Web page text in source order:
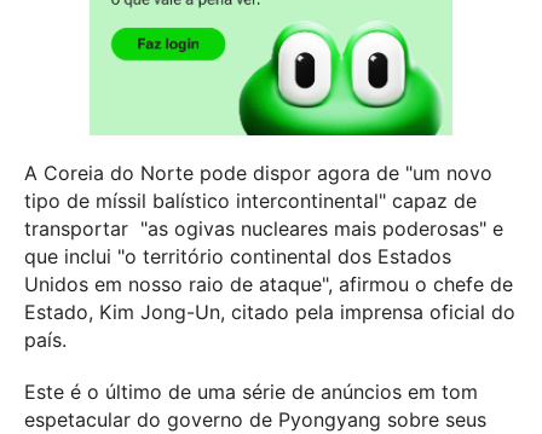
A Coreia do Norte pode dispor agora de "um novo
tipo de míssil balístico intercontinental" capaz de
transportar "as ogivas nucleares mais poderosas" e
que inclui "o território continental dos Estados
Unidos em nosso raio de ataque", afirmou o chefe de
Estado, Kim Jong-Un, citado pela imprensa oficial do
país.
Este é o último de uma série de anúncios em tom
espetacular do governo de Pyongyang sobre seus